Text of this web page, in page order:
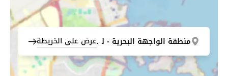
منطقة الواجهة البحرية - لوسيلعرض على الخريطة